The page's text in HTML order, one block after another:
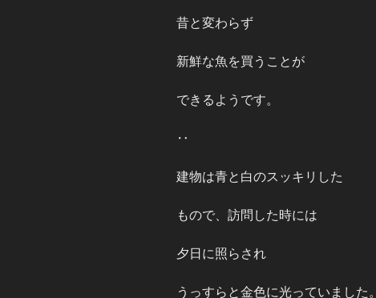
昔と変わらず
新鮮な魚を買うことが
できるようです。
‥
建物は青と白のスッキリした
もので、訪問した時には
夕日に照らされ
うっすらと金色に光っていました。